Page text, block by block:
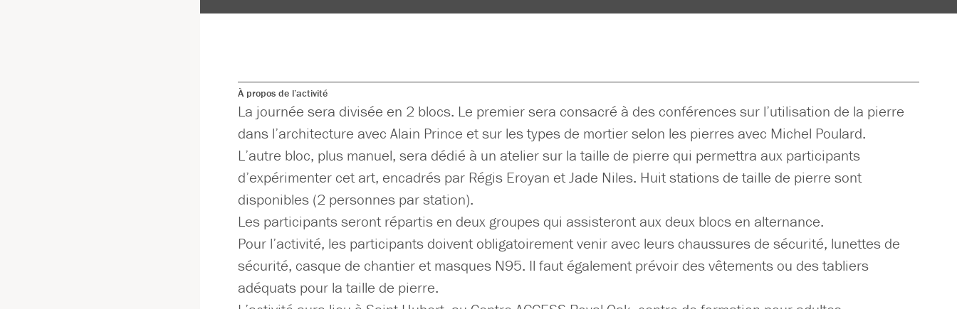
À propos de l’activité
La journée sera divisée en 2 blocs. Le premier sera consacré à des conférences sur l’utilisation de la pierre
dans l’architecture avec Alain Prince et sur les types de mortier selon les pierres avec Michel Poulard.
L’autre bloc, plus manuel, sera dédié à un atelier sur la taille de pierre qui permettra aux participants
d’expérimenter cet art, encadrés par Régis Eroyan et Jade Niles. Huit stations de taille de pierre sont
disponibles (2 personnes par station).
Les participants seront répartis en deux groupes qui assisteront aux deux blocs en alternance.
Pour l’activité, les participants doivent obligatoirement venir avec leurs chaussures de sécurité, lunettes de
sécurité, casque de chantier et masques N95. Il faut également prévoir des vêtements ou des tabliers
adéquats pour la taille de pierre.